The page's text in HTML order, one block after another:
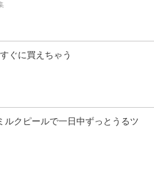
ぐに買えちゃう
ルクピールで一日中ずっとうるツ